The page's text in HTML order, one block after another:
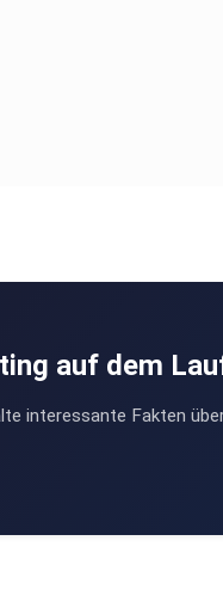
auf dem
interessante Fakten